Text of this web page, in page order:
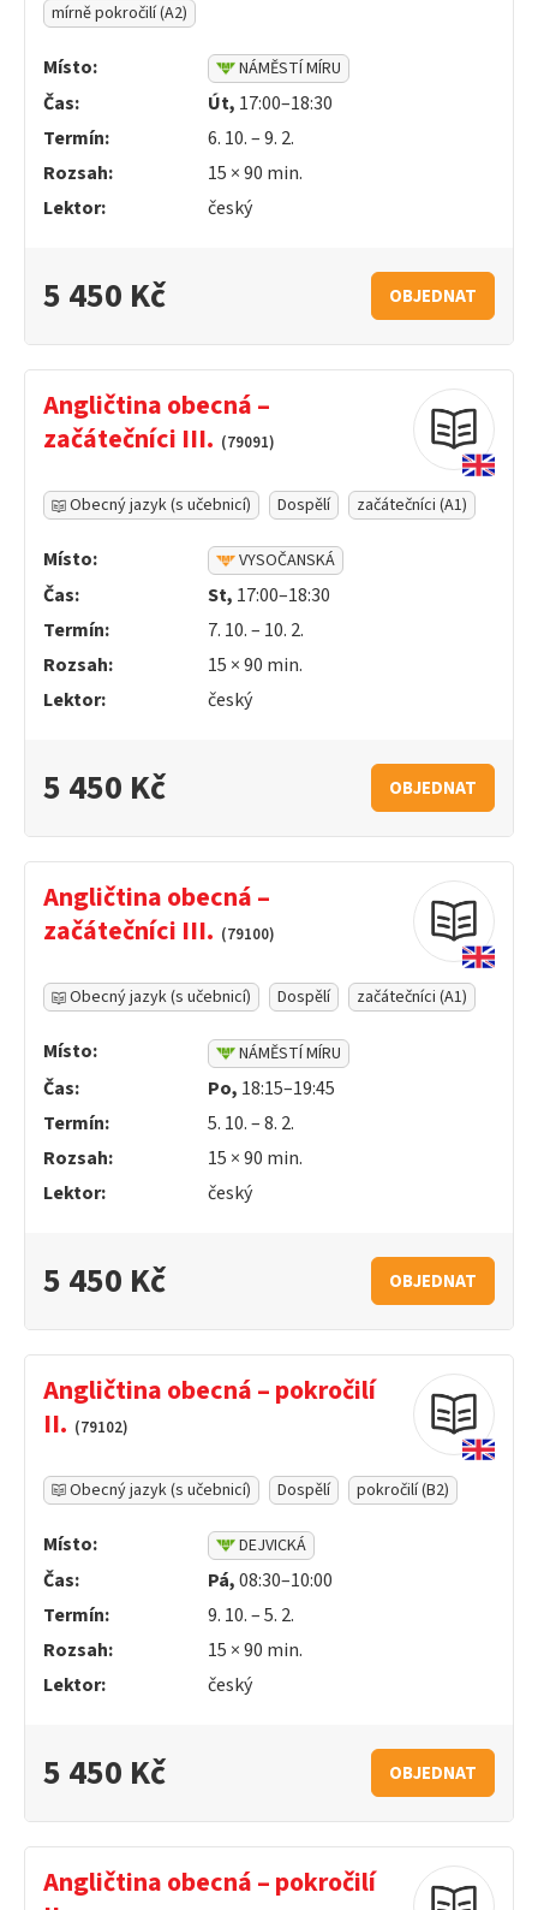
mírně pokročilí (A2)
Místo: NÁMĚSTÍ MÍRU
Čas: Út, 17:00–18:30
Termín:
6. 10. – 9. 2.
Rozsah:
15 ×90 min.
Lektor:
český
5 450 Kč OBJEDNAT
Angličtina obecná –
začátečníci III. (79091)
Obecný jazyk (s učebnicí) Dospělí začátečníci (A1)
Místo: VYSOČANSKÁ
Čas: St, 17:00–18:30
Termín:
7. 10. – 10. 2.
Rozsah:
15 ×90 min.
Lektor:
český
5 450 Kč OBJEDNAT
Angličtina obecná –
začátečníci III. (79100)
Obecný jazyk (s učebnicí) Dospělí začátečníci (A1)
Místo: NÁMĚSTÍ MÍRU
Čas: Po, 18:15–19:45
Termín:
5. 10. – 8. 2.
Rozsah:
15 ×90 min.
Lektor:
český
5 450 Kč OBJEDNAT
Angličtina obecná – pokročilí
II. (79102)
Obecný jazyk (s učebnicí) Dospělí pokročilí (B2)
Místo: DEJVICKÁ
Čas: Pá,08:30–10:00
Termín:
9. 10. – 5. 2.
Rozsah:
15 ×90 min.
Lektor:
český
5 450 Kč OBJEDNAT
Angličtina obecná – pokročilí